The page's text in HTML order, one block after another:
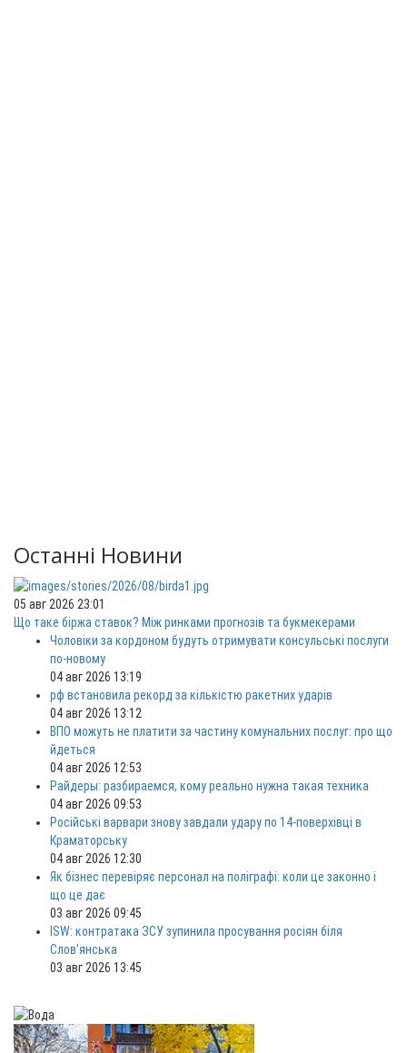
Останні Новини
05 авг 2026 23:01
Що таке біржа ставок? Між ринками прогнозів та букмекерами
Чоловіки за кордоном будуть отримувати консульські послуги
по-новому
04 авг 2026 13:19
рф встановила рекорд за кількістю ракетних ударів
04 авг 2026 13:12
ВПО можуть не платити за частину комунальних послуг: про що
йдеться
04 авг 2026 12:53
Райдеры: разбираемся, кому реально нужна такая техника
04 авг 2026 09:53
Російські варвари знову завдали удару по 14-поверхівці в
Краматорську
04 авг 2026 12:30
Як бізнес перевіряє персонал на поліграфі: коли це законно і
що це дає
03 авг 2026 09:45
ISW: контратака ЗСУ зупинила просування росіян біля
Слов'янська
03 авг 2026 13:45